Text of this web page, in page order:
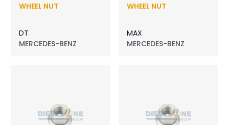
WHEEL NUT
DT
MERCEDES-BENZ
WHEEL NUT
MAX
MERCEDES-BENZ